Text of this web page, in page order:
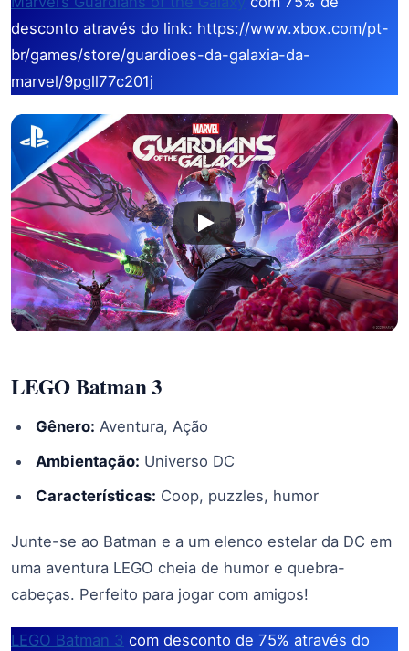
desconto através do link: https://www.xbox.com/pt-
br/games/store/guardioes-da-galaxia-da-
marvel/9pgll77c201j
LEGO Batman 3
Gênero: Aventura, Ação
Ambientação: Universo DC
Características: Coop, puzzles, humor
Junte-se ao Batman e a um elenco estelar da DC em
uma aventura LEGO cheia de humor e quebra-
cabeças. Perfeito para jogar com amigos!
LEGO Batman 3 com desconto de 75% através do